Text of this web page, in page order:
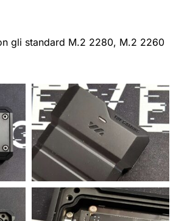
gli standard M.2 2280, M.2 2260